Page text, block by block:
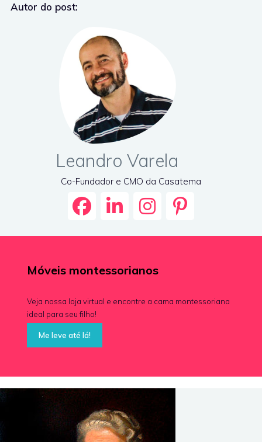
Autor do post:
Leandro Varela
Co-Fundador e CMO da Casatema
Móveis montessorianos
Veja nossa loja virtual e encontre a cama montessoriana
ideal para seu filho!
Me leve até lá!